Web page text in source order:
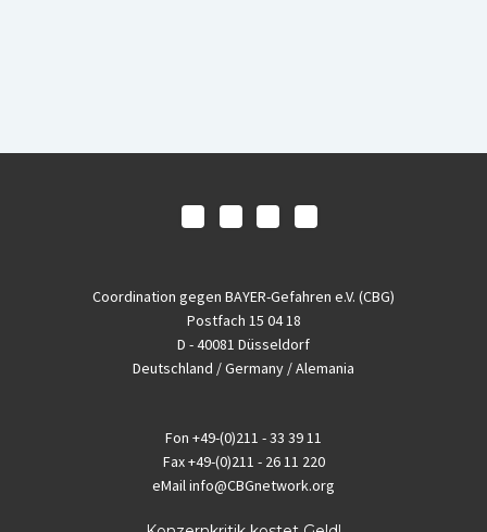
Coordination gegen BAYER-Gefahren e.V. (CBG)
Postfach 15 04 18
D - 40081 Düsseldorf
Deutschland / Germany / Alemania
Fon +49-(0)211 - 33 39 11
Fax+49-(0)211 - 26 11 220
eMailinfo@CBGnetwork.org